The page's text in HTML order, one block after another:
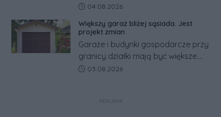
rosyjskim zagrożeniu rząd
alarmowych, alertów RCB i aplikacji
w jeden system.
Data dodania artykułu:
04.08.2026
Większy garaż bliżej sąsiada. Jest
projekt zmian
Garaże i budynki gospodarcze przy
granicy działki mają być większe.
Projekt zaostrza też zasady
Data dodania artykułu:
03.08.2026
REKLAMA